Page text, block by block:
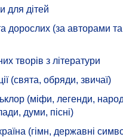
для дітей
дорослих (за авторами та
творів з літератури
(свята, обряди, звичаї)
(міфи, легенди,
думи, пісні)
(гімн, державні